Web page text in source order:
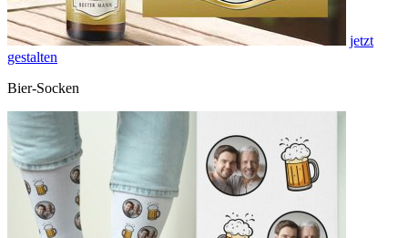
jetzt
gestalten
Bier-Socken